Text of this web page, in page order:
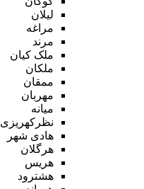
لیلان
مراغه
مرند
ملک کیان
ملکان
ممقان
مهربان
میانه
نظرکهریزی
هادی شهر
هرگلان
هریس
هشترود